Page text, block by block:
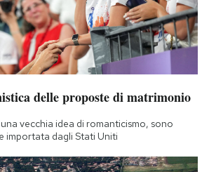
delle proposte di matrimonio
vecchia idea di romanticismo, sono
importata dagli Stati Uniti